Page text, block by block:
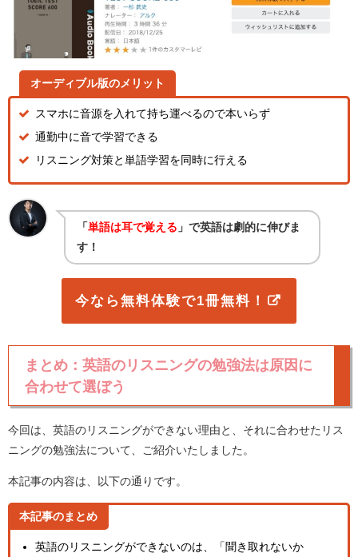
オーディブル版のメリット
スマホに音源を入れて持ち運べるので本いらず
通勤中に音で学習できる
リスニング対策と単語学習を同時に行える
「単語は耳で覚える 」で英語は劇的に伸びま
す！
今なら無料体験で1冊無料！
まとめ：英語のリスニングの勉強法は原因に
合わせて選ぼう
今回は、英語のリスニングができない理由と、それに合わせたリス
ニングの勉強法について、ご紹介いたしました。
本記事の内容は、以下の通りです。
本記事のまとめ
英語のリスニングができないのは、「聞き取れないか